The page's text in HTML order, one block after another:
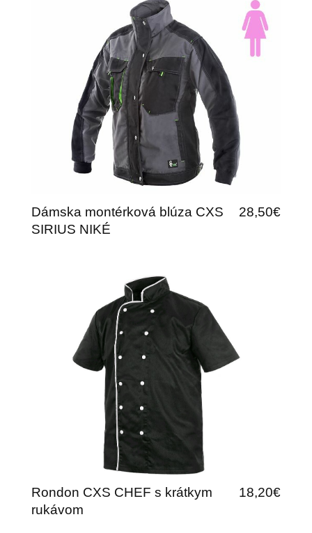
Dámska montérková blúza CXS
SIRIUS NIKÉ
28,50€
Rondon CXS CHEF s krátkym
rukávom
18,20€